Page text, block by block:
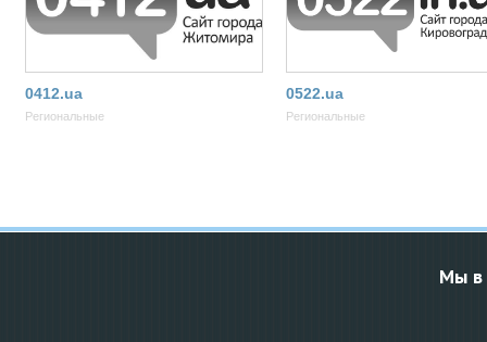
0412.ua
Региональные
0522.ua
Региональные
Мы в